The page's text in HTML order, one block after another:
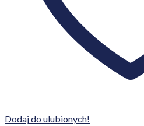
Dodaj do ulubionych!